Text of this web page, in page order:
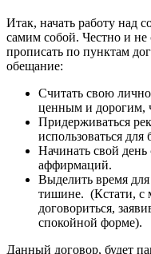
Итак, начать работу над
самим собой. Честно и
прописать по пунктам
обещание:
Считать свою
ценным и дорогим,
Придерживаться
использоваться
Начинать свой
аффирмаций.
Выделить время
тишине. (Кстати, с
договориться,
спокойной форме).
Данный договор, будет